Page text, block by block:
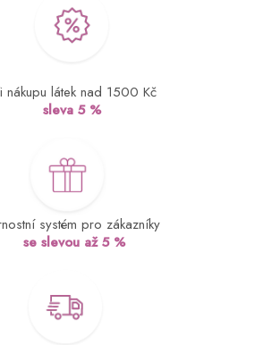
nákupu látek nad 1500 Kč
sleva 5 %
systém pro zákazníky
se slevou až 5 %